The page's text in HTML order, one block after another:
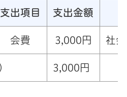
支出項目 支出金額
会費 3,000円 社
3,000円